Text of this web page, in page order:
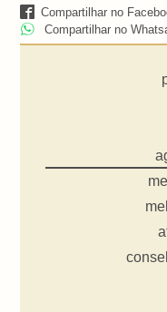
Compartilhar no
Compartilhar no